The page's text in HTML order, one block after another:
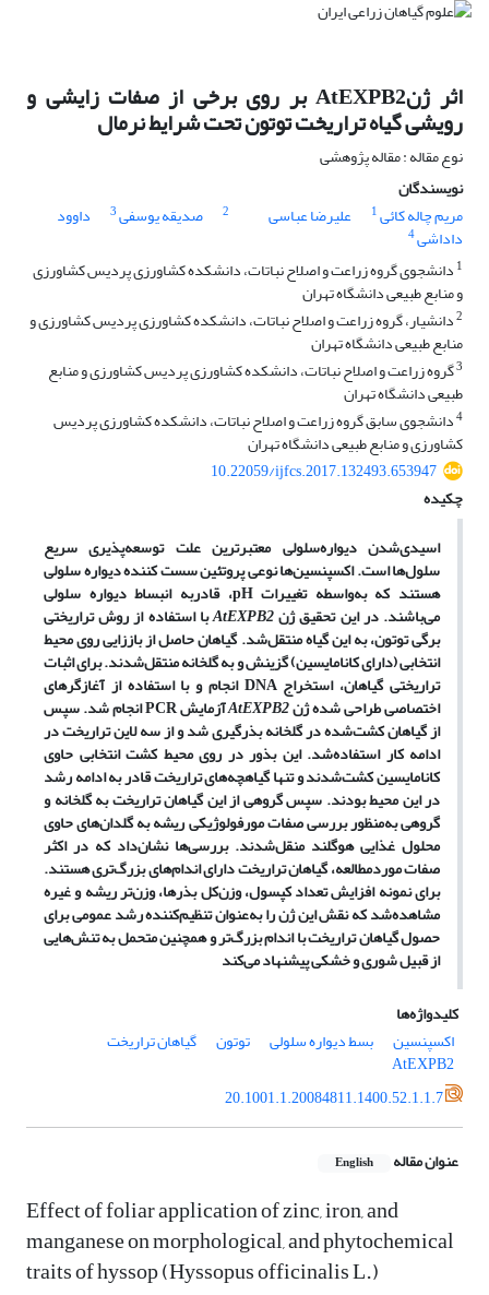
اثر ژنAtEXPB2 بر روی برخی از صفات زایشی و
رویشی گیاه تراریخت توتون تحت شرایط نرمال
نوع مقاله : مقاله پژوهشی
نویسندگان
مریم چاله کائی1 علیرضا عباسی 2 صدیقه یوسفی3 داوود
داداشی4
1 دانشجوی گروه زراعت و اصلاح نباتات، دانشکده کشاورزی پردیس کشاورزی
و منابع طبیعی دانشگاه تهران
2دانشیار، گروه زراعت و اصلاح نباتات، دانشکده کشاورزی پردیس کشاورزی و
منابع طبیعی دانشگاه تهران
3گروه زراعت و اصلاح نباتات، دانشکده کشاورزی پردیس کشاورزی و منابع
طبیعی دانشگاه تهران
4دانشجوی سابق گروه زراعت و اصلاح نباتات، دانشکده کشاورزی پردیس
کشاورزی و منابع طبیعی دانشگاه تهران
10.22059/ijfcs.2017.132493.653947
چکیده
اسیدی‌شدن دیواره‌سلولی معتبرترین علت توسعه‌پذیری سریع
سلول‌ها است. اکسپنسین‌ها نوعی پروتئین سست کننده دیواره سلولی
هستندکه به‌واسطه تغییراتpH، قادربه انبساط دیواره سلولی
می‌باشند.در این تحقیق ژنAtEXPB2با استفاده از روش تراریختی
برگی توتون، به این گیاه منتقل‌شد. گیاهان حاصل از باززایی روی محیط
انتخابی (دارای کانامایسین) گزینش‌ و به گلخانه منتقل‌شدند. برای اثبات
تراریختی گیاهان، استخراجDNAانجام و با استفاده از آغازگرهای
اختصاصی طراحی ‌شده ژنAtEXPB2آزمایشPCRانجام شد. سپس
از گیاهان کشت‌شده در گلخانه بذرگیری شد و از سه لاین تراریخت در
ادامه کار استفاده‌شد. این بذور در روی محیط کشت انتخابی حاوی
کانامایسین کشت‌شدند و تنها گیاهچه‌های تراریخت قادر به ادامه رشد
در این محیط بودند. سپس گروهی از این گیاهان تراریخت به گلخانه و
گروهی به‌منظور بررسی صفات مورفولوژیکی ریشه به گلدان‌های حاوی
محلول غذایی هوگلند منقل‌شدند. بررسی‌ها نشان‌داد که در اکثر
صفات موردمطالعه، گیاهان تراریخت دارای اندام‌های بزرگ‌تری هستند.
برای نمونه افزایش تعداد کپسول، وزن‌کل بذرها، وزن‌تر ریشه و غیره
مشاهده‌شد که نقش این ژن را به‌عنوان تنظیم‌کننده رشد عمومی برای
حصول گیاهان تراریخت با اندام بزرگ‌تر و همچنین متحمل به تنش‌هایی
از قبیل شوری و خشکی پیشنهاد می‌‌کند
کلیدواژه‌ها
اکسپنسین
بسط دیواره سلولی توتون گیاهان تراریخت
AtEXPB2
20.1001.1.20084811.1400.52.1.1.7
عنوان مقاله English
Effect of foliar application of zinc, iron, and
manganese on morphological, and phytochemical
traits of hyssop (Hyssopus officinalis L.)